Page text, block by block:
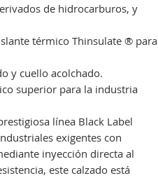
de hidrocarburos, y
térmico Thinsulate ® para
y cuello acolchado.
superior para la industria
línea Black Label
exigentes con
inyección directa al
este calzado está